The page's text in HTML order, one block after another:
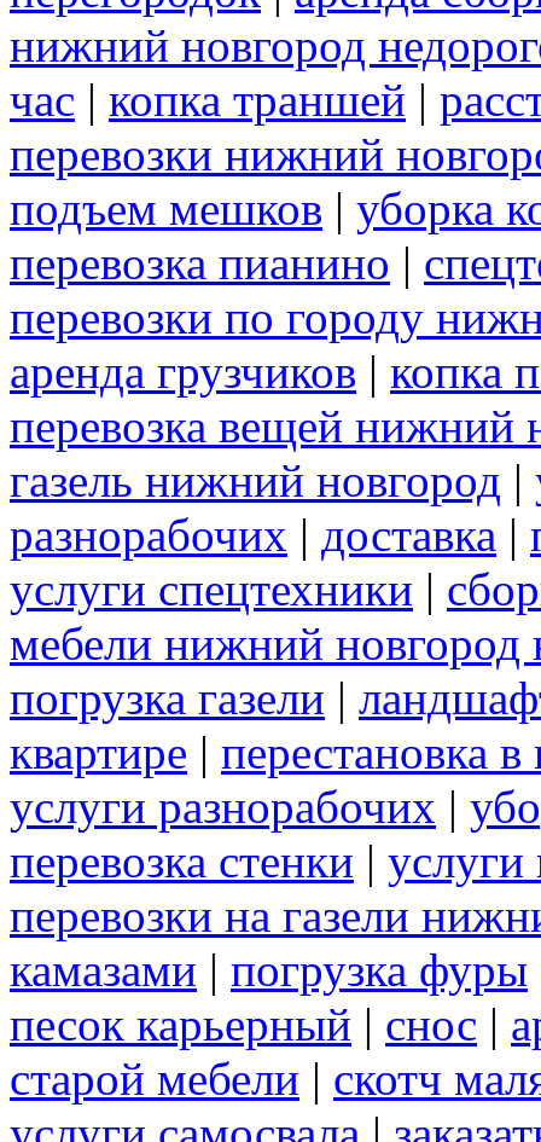
нижний новгород
час | копка траншей |
перевозки нижний
подъем мешков | уборка
перевозка пианино |
перевозки по городу
аренда грузчиков | копка
перевозка вещей нижний
газель нижний новгород |
разнорабочих | доставка |
услуги спецтехники |
мебели нижний новгород
погрузка газели |
квартире | перестановка в
услуги разнорабочих |
перевозка стенки | услуги
перевозки на газели
камазами | погрузка фуры
песок карьерный | снос |
старой мебели | скотч